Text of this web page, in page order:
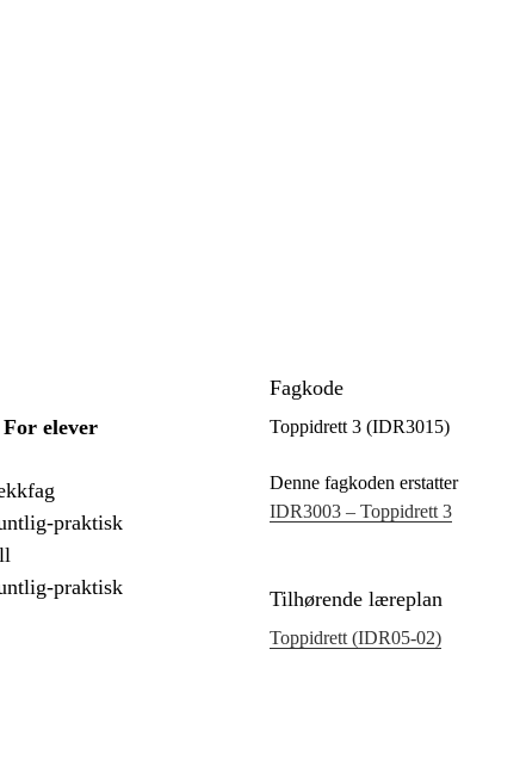
For elever
praktisk
praktisk
Fagkode
Toppidrett 3 (IDR3015)
Denne fagkoden erstatter
IDR3003 – Toppidrett 3
Tilhørende læreplan
Toppidrett (IDR05‑02)